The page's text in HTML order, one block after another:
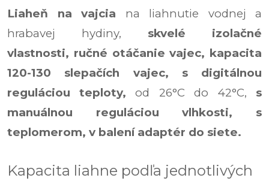
Liaheň na vajcia na liahnutie vodnej a
hrabavej hydiny, skvelé izolačné
vlastnosti, ručné otáčanie vajec, kapacita
120-130 slepačích vajec, s digitálnou
reguláciou teploty,od 26°C do 42°C, s
manuálnou reguláciou vlhkosti, s
teplomerom, v balení adaptér do siete.
Kapacita liahne podľa jednotlivých